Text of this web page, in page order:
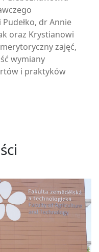
Pudełko, dr Annie
oraz Krystianowi
zajęć,
wymiany
i praktyków